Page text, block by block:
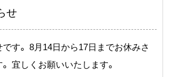
せ
す。 8月14日から17日までお休みさ
宜しくお願いいたします。